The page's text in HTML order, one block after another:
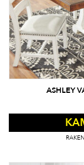
ASHLEY